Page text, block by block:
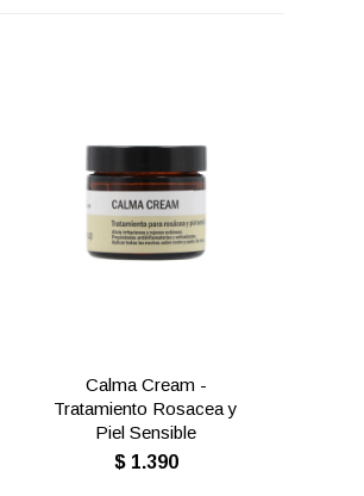
Calma Cream -
Tratamiento Rosacea y
Piel Sensible
$ 1.390